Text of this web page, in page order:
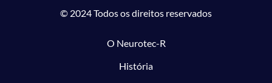
© 2024 Todos os direitos reservados
O Neurotec-R
História